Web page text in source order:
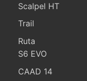
Scalpel HT
Trail
Ruta
S6 EVO
CAAD 14